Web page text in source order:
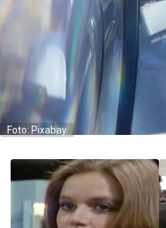
Foto: Pixabay